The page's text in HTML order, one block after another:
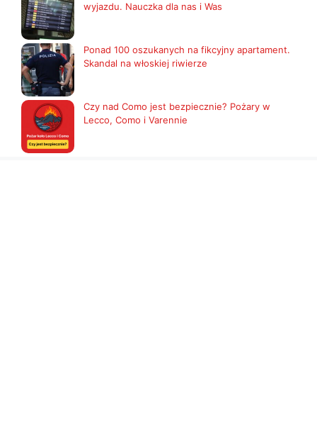
wyjazdu. Nauczka dla nas i Was
Ponad 100 oszukanych na fikcyjny apartament.
Skandal na włoskiej riwierze
Czy nad Como jest bezpiecznie? Pożary w
Lecco, Como i Varennie